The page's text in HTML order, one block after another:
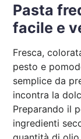
Pasta
facile e
Fresca,
pesto e
semplice da
incontra la
Preparando il
ingredienti